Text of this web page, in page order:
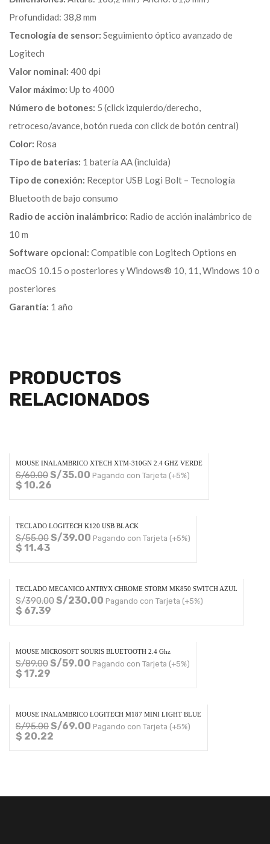
Profundidad: 38,8 mm
Tecnología de sensor: Seguimiento óptico avanzado de
Logitech
Valor nominal: 400 dpi
Valor máximo: Up to 4000
Número de botones: 5 (click izquierdo/derecho,
retroceso/avance, botón rueda con click de botón central)
Color: Rosa
Tipo de baterías: 1 batería AA (incluida)
Tipo de conexión: Receptor USB Logi Bolt – Tecnología
Bluetooth de bajo consumo
Radio de acciòn inalámbrico: Radio de acción inalámbrico de
10 m
Software opcional: Compatible con Logitech Options en
macOS 10.15 o posteriores y Windows® 10, 11, Windows 10 o
posteriores
Garantía: 1 año
PRODUCTOS
RELACIONADOS
MOUSE INALAMBRICO XTECH XTM-310GN 2.4 GHZ VERDE
S/60.00S/35.00 Pagando con Tarjeta (+5%)
$ 10.26
TECLADO LOGITECH K120 USB BLACK
S/55.00S/39.00 Pagando con Tarjeta (+5%)
$ 11.43
TECLADO MECANICO ANTRYX CHROME STORM MK850 SWITCH AZUL
S/390.00S/230.00 Pagando con Tarjeta (+5%)
$ 67.39
MOUSE MICROSOFT SOURIS BLUETOOTH 2.4 Ghz
S/89.00S/59.00 Pagando con Tarjeta (+5%)
$ 17.29
MOUSE INALAMBRICO LOGITECH M187 MINI LIGHT BLUE
S/95.00S/69.00 Pagando con Tarjeta (+5%)
$ 20.22